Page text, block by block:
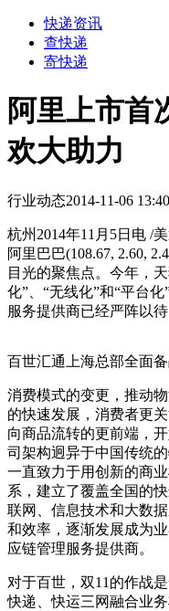
快递资讯
查快递
寄快递
阿里上市首
欢大助力
行业动态2014-11-06
杭州2014年11月5日电 /
阿里巴巴(108.67, 2.60,
目光的聚焦点。今年，
化”、“无线化”和“平台
服务提供商已经严阵以
百世汇通上海总部全面
消费模式的变更，推动
的快速发展，消费者更
向商品流转的更前端，
司架构迥异于中国传统
一直致力于用创新的商
系，建立了覆盖全国的
联网、信息技术和大数
和效率，逐渐发展成为
应链管理服务提供商。
对于百世，双11的作战
快递、快运三网融合业